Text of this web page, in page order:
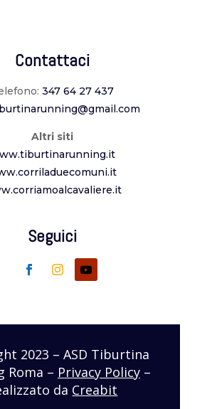
Contattaci
347 64 27 437
Altri siti
Seguici
2023 – ASD Tiburtina
Roma – Privacy Policy–
da Creabit